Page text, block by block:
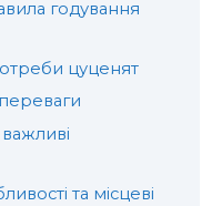
годування
цуценят
та місцеві